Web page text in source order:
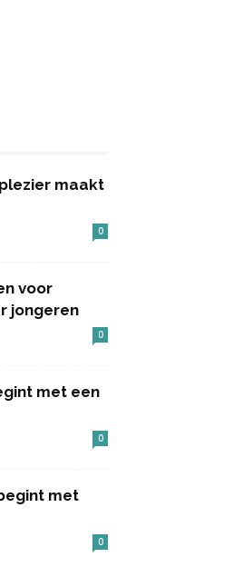
maakt
0
voor
jongeren
0
met een
0
met
0